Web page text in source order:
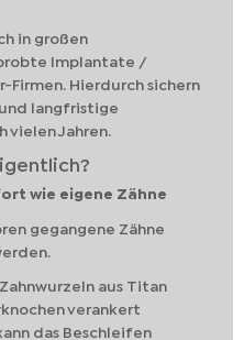
in großen
Implantate /
Firmen. Hierdurch sichern
langfristige
vielen Jahren.
wie eigene Zähne
gegangene Zähne
aus Titan
verankert
das Beschleifen